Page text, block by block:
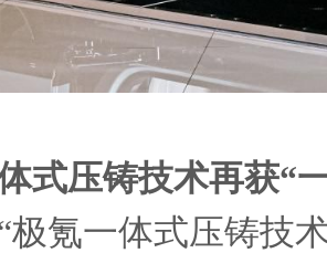
式压铸技术再获“
极氪一体式压铸技